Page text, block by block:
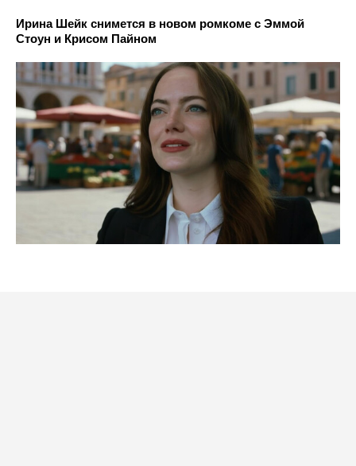
Ирина Шейк снимется в новом ромкоме с Эммой
Стоун и Крисом Пайном